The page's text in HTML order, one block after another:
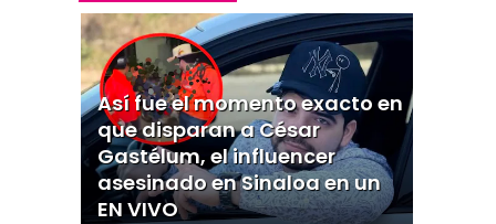
Así fue el momento exacto en
que disparan a César
Gastélum, el influencer
asesinado en Sinaloa en un
EN VIVO